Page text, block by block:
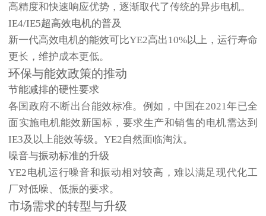
高精度和快速响应优势，逐渐取代了传统的异步电机。
IE4/IE5超高效电机的普及
新一代高效电机的能效可比YE2高出10%以上，运行寿命
更长，维护成本更低。
环保与能效政策的推动
节能减排的硬性要求
各国政府不断出台能效标准。例如，中国在2021年已全
面实施电机能效新国标 ，要求生产和销售的电机需达到
IE3及以上能效等级。YE2自然面临淘汰。
噪音与振动标准的升级
YE2电机运行噪音和振动相对较高，难以满足现代化工
厂对低噪、低振的要求。
市场需求的转型与升级